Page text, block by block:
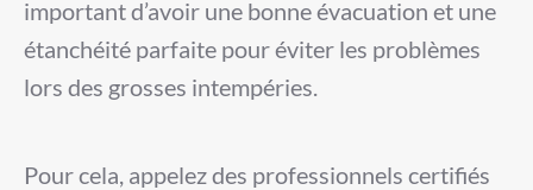
important d’avoir une bonne évacuation et une
étanchéité parfaite pour éviter les problèmes
lors des grosses intempéries.
Pour cela, appelez des professionnels certifiés